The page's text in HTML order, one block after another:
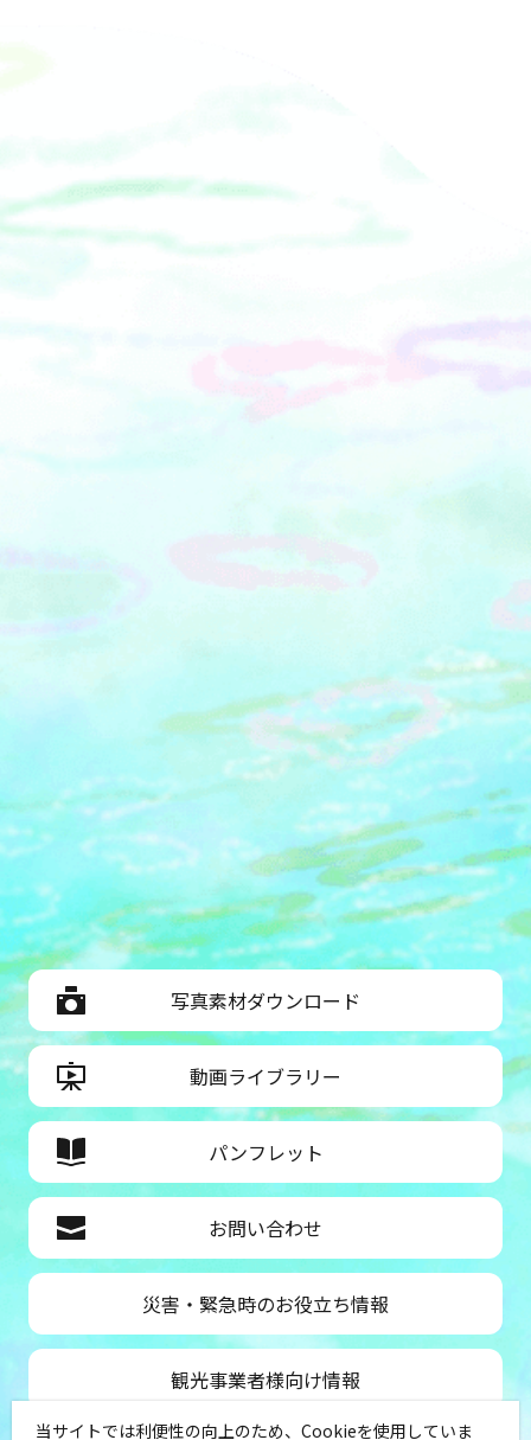
写真素材ダウンロード
動画ライブラリー
パンフレット
お問い合わせ
災害・緊急時のお役立ち情報
観光事業者様向け情報
当サイトでは利便性の向上のため、Cookieを使用していま